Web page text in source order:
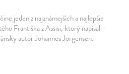
jeden z najznámejších a najlepšie
Františka z Assisi, ktorý napísal –
autor Johannes Jorgensen.